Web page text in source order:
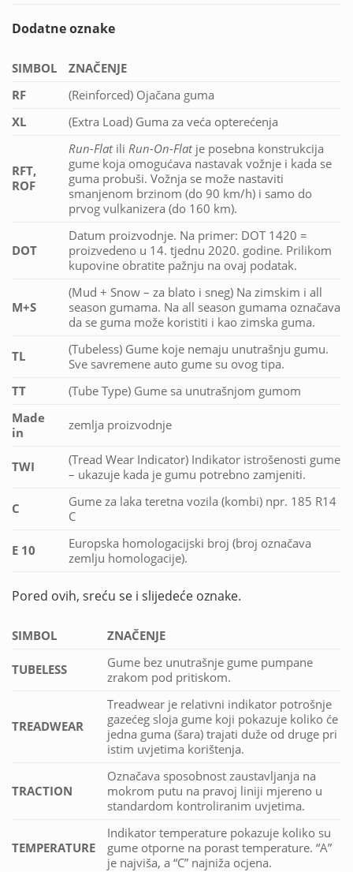
Dodatne oznake
SIMBOL
ZNAČENJE
RF
(Reinforced) Ojačana guma
XL
(Extra Load) Guma za veća opterećenja
RFT,
ROF
Run-FlatiliRun-On-Flatje posebna konstrukcija
gume koja omogućava nastavak vožnje i kada se
guma probuši. Vožnja se može nastaviti
smanjenom brzinom (do 90 km/h) i samo do
prvog vulkanizera (do 160 km).
DOT
Datum proizvodnje. Na primer: DOT 1420 =
proizvedeno u 14. tjednu 2020. godine. Prilikom
kupovine obratite pažnju na ovaj podatak.
M+S
(Mud + Snow – za blato i sneg) Na zimskim i all
season gumama. Na all season gumama označava
da se guma može koristiti i kao zimska guma.
TL
(Tubeless) Gume koje nemaju unutrašnju gumu.
Sve savremene auto gume su ovog tipa.
TT
(Tube Type) Gume sa unutrašnjom gumom
Made
in
zemlja proizvodnje
TWI
(Tread Wear Indicator) Indikator istrošenosti gume
– ukazuje kada je gumu potrebno zamjeniti.
C
Gume za laka teretna vozila (kombi) npr. 185 R14
C
E 10
Europska homologacijski broj (broj označava
zemlju homologacije).
Pored ovih, sreću se i slijedeće oznake.
SIMBOL ZNAČENJE
TUBELESS
Gume bez unutrašnje gume pumpane
zrakom pod pritiskom.
TREADWEAR
Treadwear je relativni indikator potrošnje
gazećeg sloja gume koji pokazuje koliko će
jedna guma (šara) trajati duže od druge pri
istim uvjetima korištenja.
TRACTION
Označava sposobnost zaustavljanja na
mokrom putu na pravoj liniji mjereno u
standardom kontroliranim uvjetima.
TEMPERATURE
Indikator temperature pokazuje koliko su
gume otporne na porast temperature. “A”
je najviša, a “C” najniža ocjena.